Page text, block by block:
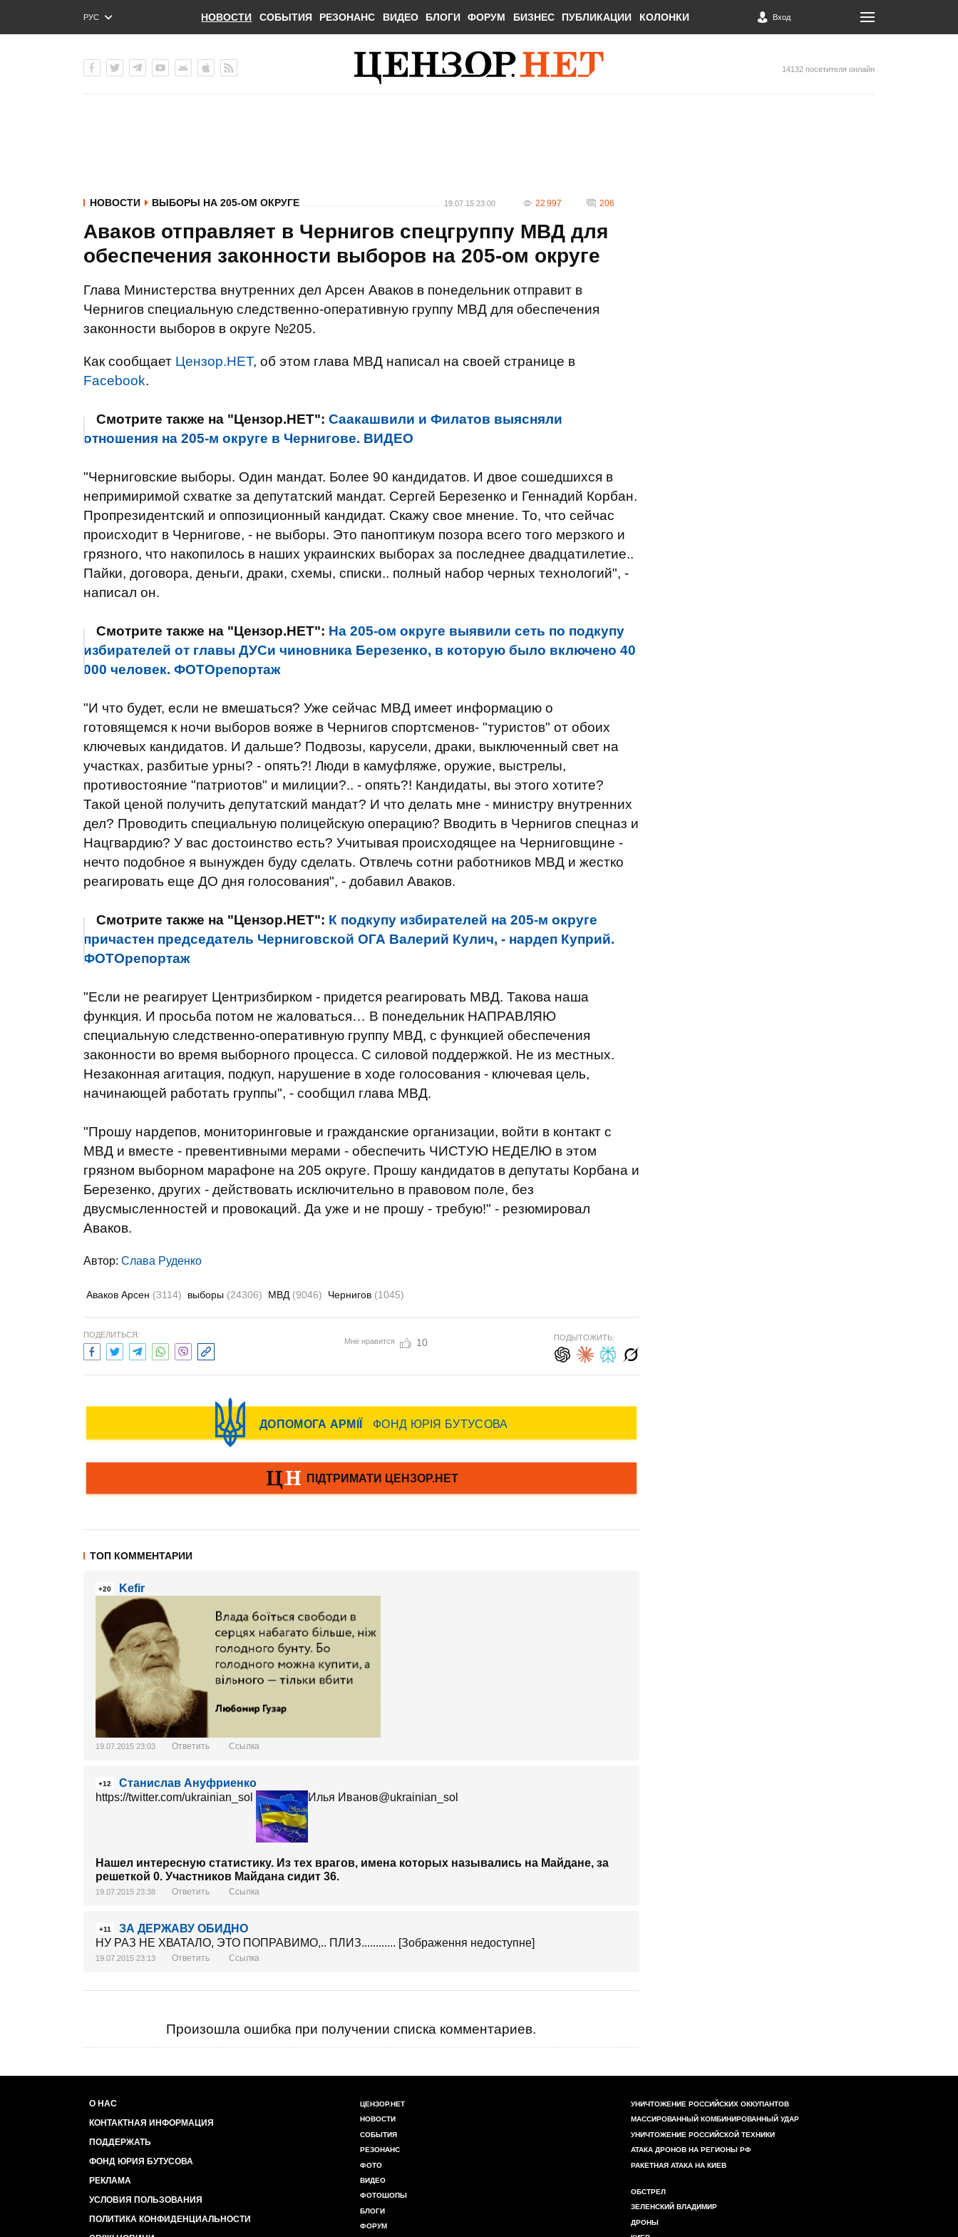
РУС
ENG
НОВОСТИ СОБЫТИЯ РЕЗОНАНС ВИДЕО БЛОГИ ФОРУМ БИЗНЕС ПУБЛИКАЦИИ КОЛОНКИ Вход
14132 посетителя онлайн
НОВОСТИ ВЫБОРЫ НА 205-ОМ ОКРУГЕ 19.07.15 23:00 22 997 206
Аваков отправляет в Чернигов спецгруппу МВД для
обеспечения законности выборов на 205-ом округе
Глава Министерства внутренних дел Арсен Аваков в понедельник отправит в
Чернигов специальную следственно-оперативную группу МВД для обеспечения
законности выборов в округе №205.
Как сообщает Цензор.НЕТ, об этом глава МВД написал на своей странице в
Facebook.
Смотрите также на "Цензор.НЕТ": Саакашвили и Филатов выясняли
отношения на 205-м округе в Чернигове. ВИДЕО
"Черниговские выборы. Один мандат. Более 90 кандидатов. И двое сошедшихся в
непримиримой схватке за депутатский мандат. Сергей Березенко и Геннадий Корбан.
Пропрезидентский и оппозиционный кандидат. Скажу свое мнение. То, что сейчас
происходит в Чернигове, - не выборы. Это паноптикум позора всего того мерзкого и
грязного, что накопилось в наших украинских выборах за последнее двадцатилетие..
Пайки, договора, деньги, драки, схемы, списки.. полный набор черных технологий", -
написал он.
Смотрите также на "Цензор.НЕТ": На 205-ом округе выявили сеть по подкупу
избирателей от главы ДУСи чиновника Березенко, в которую было включено 40
000 человек. ФОТОрепортаж
"И что будет, если не вмешаться? Уже сейчас МВД имеет информацию о
готовящемся к ночи выборов вояже в Чернигов спортсменов- "туристов" от обоих
ключевых кандидатов. И дальше? Подвозы, карусели, драки, выключенный свет на
участках, разбитые урны? - опять?! Люди в камуфляже, оружие, выстрелы,
противостояние "патриотов" и милиции?.. - опять?! Кандидаты, вы этого хотите?
Такой ценой получить депутатский мандат? И что делать мне - министру внутренних
дел? Проводить специальную полицейскую операцию? Вводить в Чернигов спецназ и
Нацгвардию? У вас достоинство есть? Учитывая происходящее на Черниговщине -
нечто подобное я вынужден буду сделать. Отвлечь сотни работников МВД и жестко
реагировать еще ДО дня голосования", - добавил Аваков.
Смотрите также на "Цензор.НЕТ": К подкупу избирателей на 205-м округе
причастен председатель Черниговской ОГА Валерий Кулич, - нардеп Куприй.
ФОТОрепортаж
"Если не реагирует Центризбирком - придется реагировать МВД. Такова наша
функция. И просьба потом не жаловаться… В понедельник НАПРАВЛЯЮ
специальную следственно-оперативную группу МВД, с функцией обеспечения
законности во время выборного процесса. С силовой поддержкой. Не из местных.
Незаконная агитация, подкуп, нарушение в ходе голосования - ключевая цель,
начинающей работать группы", - сообщил глава МВД.
"Прошу нардепов, мониторинговые и гражданские организации, войти в контакт с
МВД и вместе - превентивными мерами - обеспечить ЧИСТУЮ НЕДЕЛЮ в этом
грязном выборном марафоне на 205 округе. Прошу кандидатов в депутаты Корбана и
Березенко, других - действовать исключительно в правовом поле, без
двусмысленностей и провокаций. Да уже и не прошу - требую!" - резюмировал
Аваков.
Автор: Слава Руденко
Аваков Арсен (3114) выборы (24306) МВД (9046) Чернигов (1045)
ПОДЕЛИТЬСЯ:
Мне нравится 10 ПОДЫТОЖИТЬ:
ТОП КОММЕНТАРИИ
+20 Kefir
19.07.2015 23:03 Ответить Ссылка
+12
Станислав Ануфриенко
https://twitter.com/ukrainian_sol
Илья Иванов‏@ukrainian_sol
Нашел интересную статистику. Из тех врагов, имена которых назывались на Майдане, за
решеткой 0. Участников Майдана сидит 36.
19.07.2015 23:38 Ответить Ссылка
+11
ЗА ДЕРЖАВУ ОБИДНО
НУ РАЗ НЕ ХВАТАЛО, ЭТО ПОПРАВИМО,.. ПЛИЗ............ [Зображення недоступне]
19.07.2015 23:13 Ответить Ссылка
Произошла ошибка при получении списка комментариев.
О НАС
КОНТАКТНАЯ ИНФОРМАЦИЯ
ПОДДЕРЖАТЬ
ФОНД ЮРИЯ БУТУСОВА
РЕКЛАМА
УСЛОВИЯ ПОЛЬЗОВАНИЯ
ПОЛИТИКА КОНФИДЕНЦИАЛЬНОСТИ
ЦЕНЗОР.НЕТ
НОВОСТИ
СОБЫТИЯ
РЕЗОНАНС
ФОТО
ВИДЕО
ФОТОШОПЫ
БЛОГИ
ФОРУМ
УНИЧТОЖЕНИЕ РОССИЙСКИХ ОККУПАНТОВ
МАССИРОВАННЫЙ КОМБИНИРОВАННЫЙ УДАР
УНИЧТОЖЕНИЕ РОССИЙСКОЙ ТЕХНИКИ
АТАКА ДРОНОВ НА РЕГИОНЫ РФ
РАКЕТНАЯ АТАКА НА КИЕВ
ОБСТРЕЛ
ЗЕЛЕНСКИЙ ВЛАДИМИР
ДРОНЫ